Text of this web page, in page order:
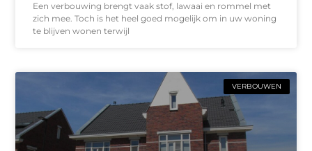
Een verbouwing brengt vaak stof, lawaai en rommel met
zich mee. Toch is het heel goed mogelijk om in uw woning
te blijven wonen terwijl
VERBOUWEN